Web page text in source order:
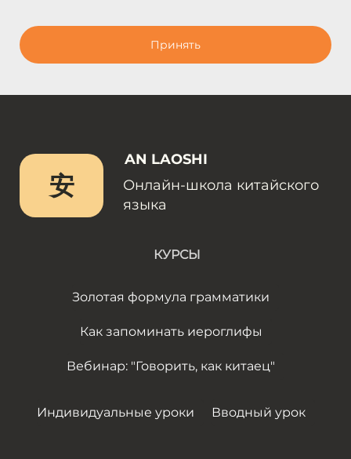
Принять
安
AN LAOSHI
Онлайн-школа китайского
языка
КУРСЫ
Золотая формула грамматики
Как запоминать иероглифы
Вебинар: "Говорить, как китаец"
Индивидуальные уроки Вводный урок